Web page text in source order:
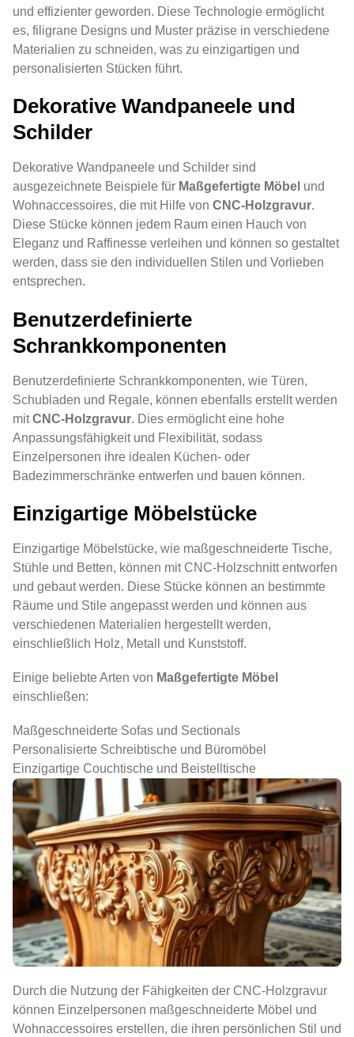
und effizienter geworden. Diese Technologie ermöglicht
es, filigrane Designs und Muster präzise in verschiedene
Materialien zu schneiden, was zu einzigartigen und
personalisierten Stücken führt.
Dekorative Wandpaneele und
Schilder
Dekorative Wandpaneele und Schilder sind
ausgezeichnete Beispiele für Maßgefertigte Möbel und
Wohnaccessoires, die mit Hilfe von CNC-Holzgravur.
Diese Stücke können jedem Raum einen Hauch von
Eleganz und Raffinesse verleihen und können so gestaltet
werden, dass sie den individuellen Stilen und Vorlieben
entsprechen.
Benutzerdefinierte
Schrankkomponenten
Benutzerdefinierte Schrankkomponenten, wie Türen,
Schubladen und Regale, können ebenfalls erstellt werden
mitCNC-Holzgravur. Dies ermöglicht eine hohe
Anpassungsfähigkeit und Flexibilität, sodass
Einzelpersonen ihre idealen Küchen- oder
Badezimmerschränke entwerfen und bauen können.
Einzigartige Möbelstücke
Einzigartige Möbelstücke, wie maßgeschneiderte Tische,
Stühle und Betten, können mit CNC-Holzschnitt entworfen
und gebaut werden. Diese Stücke können an bestimmte
Räume und Stile angepasst werden und können aus
verschiedenen Materialien hergestellt werden,
einschließlich Holz, Metall und Kunststoff.
Einige beliebte Arten von Maßgefertigte Möbel
einschließen:
Maßgeschneiderte Sofas und Sectionals
Personalisierte Schreibtische und Büromöbel
Einzigartige Couchtische und Beistelltische
Durch die Nutzung der Fähigkeiten der CNC-Holzgravur
können Einzelpersonen maßgeschneiderte Möbel und
Wohnaccessoires erstellen, die ihren persönlichen Stil und